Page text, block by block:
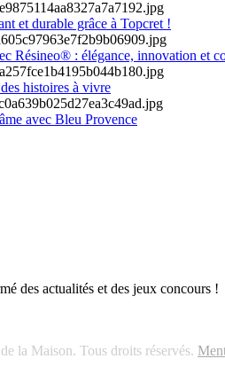
et durable grâce à Topcret !
Résineo® : élégance, innovation et
histoires à vivre
avec Bleu Provence
des actualités et des jeux concours !
la Maison. Tous droits réservés.